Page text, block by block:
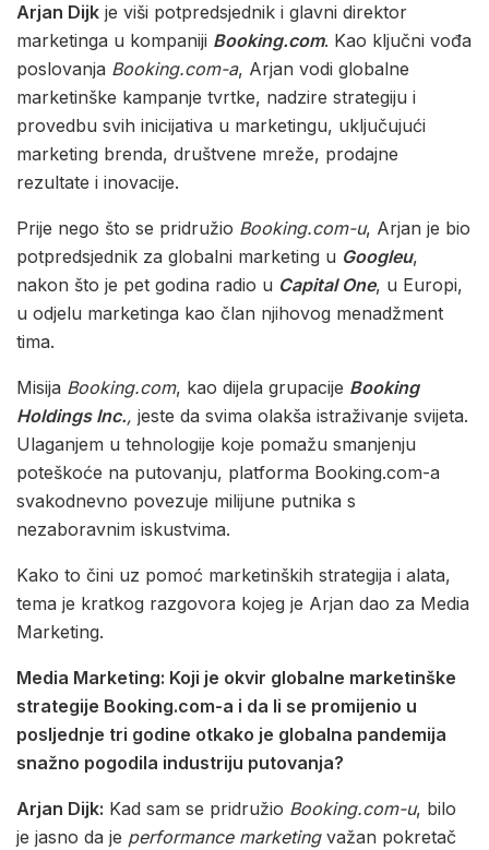
Arjan Dijk je viši potpredsjednik i glavni direktor
marketinga u kompaniji Booking.com. Kao ključni vođa
poslovanja Booking.com-a, Arjan vodi globalne
marketinške kampanje tvrtke, nadzire strategiju i
provedbu svih inicijativa u marketingu, uključujući
marketing brenda, društvene mreže, prodajne
rezultate i inovacije.
Prije nego što se pridružio Booking.com-u, Arjan je bio
potpredsjednik za globalni marketing u Googleu,
nakon što je pet godina radio u Capital One, u Europi,
u odjelu marketinga kao član njihovog menadžment
tima.
Misija Booking.com, kao dijela grupacije Booking
Holdings Inc., jeste da svima olakša istraživanje svijeta.
Ulaganjem u tehnologije koje pomažu smanjenju
poteškoće na putovanju, platforma Booking.com-a
svakodnevno povezuje milijune putnika s
nezaboravnim iskustvima.
Kako to čini uz pomoć marketinških strategija i alata,
tema je kratkog razgovora kojeg je Arjan dao za Media
Marketing.
Media Marketing: Koji je okvir globalne marketinške
strategije Booking.com-a i da li se promijenio u
posljednje tri godine otkako je globalna pandemija
snažno pogodila industriju putovanja?
Arjan Dijk: Kad sam se pridružio Booking.com-u, bilo
je jasno da je performance marketingvažan pokretač